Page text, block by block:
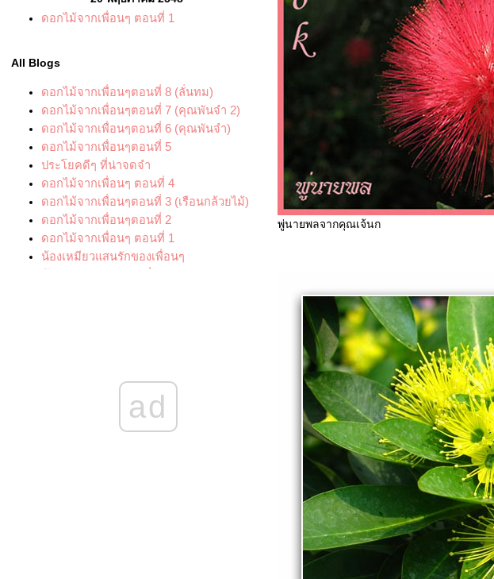
ดอกไม้จากเพื่อนๆ ตอนที่ 1
All Blogs
ดอกไม้จากเพื่อนๆตอนที่ 8 (ลั่นทม)
ดอกไม้จากเพื่อนๆตอนที่ 7 (คุณพันจำ 2)
ดอกไม้จากเพื่อนๆตอนที่ 6 (คุณพันจำ)
ดอกไม้จากเพื่อนๆตอนที่ 5
ประโยคดีๆ ที่น่าจดจำ
ดอกไม้จากเพื่อนๆ ตอนที่ 4
ดอกไม้จากเพื่อนๆตอนที่ 3 (เรือนกล้วยไม้)
ดอกไม้จากเพื่อนๆตอนที่ 2
ดอกไม้จากเพื่อนๆ ตอนที่ 1
น้องเหมียวแสนรักของเพื่อนๆ
ad
พู่นายพลจากคุณเจ้นก